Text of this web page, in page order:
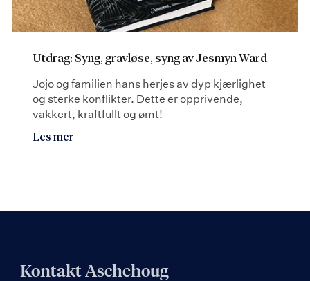
Utdrag: Syng, gravløse, syng av Jesmyn Ward
Jojo og familien hans herjes av dyp kjærlighet
og sterke konflikter. Dette er opprivende,
vakkert, kraftfullt og ømt!
Les mer
Kontakt Aschehoug